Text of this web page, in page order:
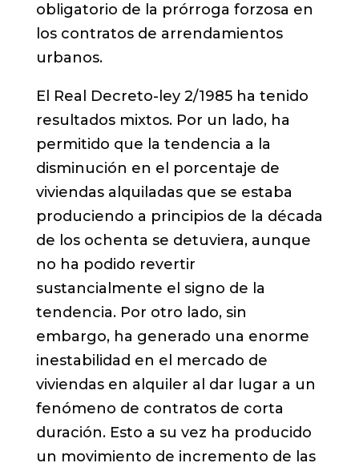
obligatorio de la prórroga forzosa en
los contratos de arrendamientos
urbanos.
El Real Decreto-ley 2/1985 ha tenido
resultados mixtos. Por un lado, ha
permitido que la tendencia a la
disminución en el porcentaje de
viviendas alquiladas que se estaba
produciendo a principios de la década
de los ochenta se detuviera, aunque
no ha podido revertir
sustancialmente el signo de la
tendencia. Por otro lado, sin
embargo, ha generado una enorme
inestabilidad en el mercado de
viviendas en alquiler al dar lugar a un
fenómeno de contratos de corta
duración. Esto a su vez ha producido
un movimiento de incremento de las